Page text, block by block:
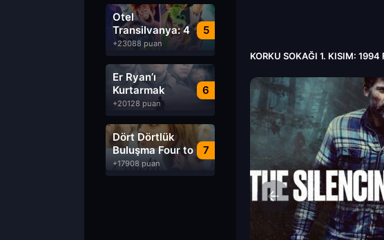
5
Otel
Transilvanya: 4
Transformanya
izle
+23088 puan
6
Er Ryan’ı
Kurtarmak
Saving Private
Ryan Türkçe
Dublaj izle
+20128 puan
7
Dört Dörtlük
Buluşma Four to
Dinner izle
+17908 puan
KORKU SOKAĞI 1. KISIM: 1994